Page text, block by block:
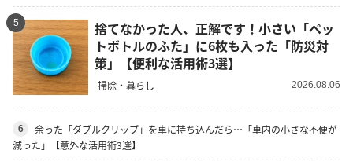
5
捨てなかった人、正解です！小さい「ペッ
トボトルのふた」に6枚も入った「防災対
策」【便利な活用術3選】
掃除・暮らし 2026.08.06
6
余った「ダブルクリップ」を車に持ち込んだら…「車内の小さな不便が
減った」【意外な活用術3選】